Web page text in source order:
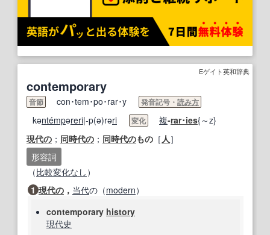
Eゲイト英和辞典
contemporary
音節 con･tem･po･rar･y 発音記号・ 読み方
kəntempəreri|-p(ə)rəri 変化 複-rar･ies{～z}
現代の ； 同時代の ； 同時代のもの ［ 人］
形容詞
（比較変化なし ）
1 現代の ， 当代の（modern）
contemporary history
現代史